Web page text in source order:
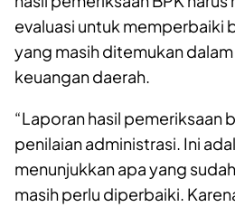
evaluasi untuk memperbaiki
yang masih ditemukan
keuangan daerah.
“Laporan hasil pemeriksaan
penilaian administrasi. Ini
menunjukkan apa yang
masih perlu diperbaiki.